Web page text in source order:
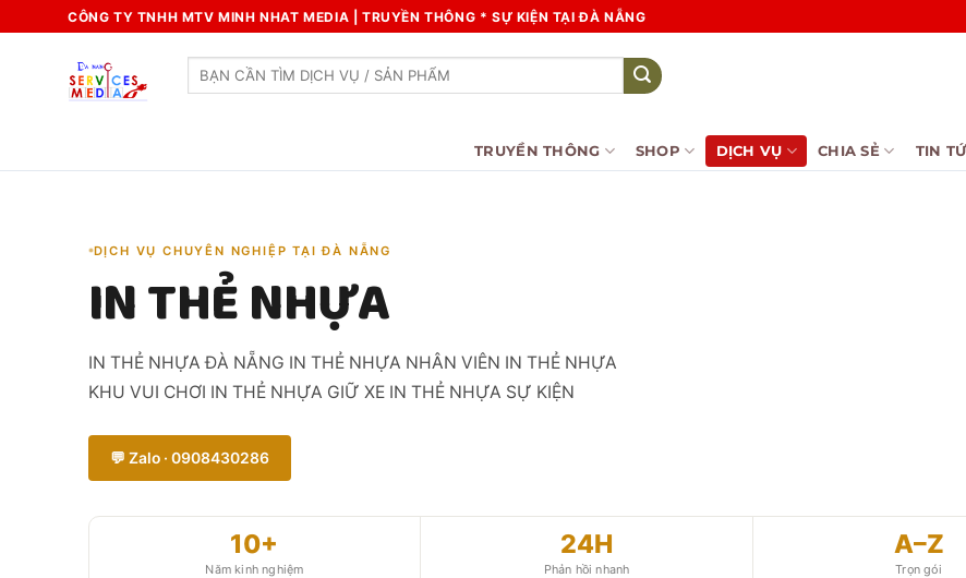
to
CÔNG TY TNHH MTV MINH NHAT MEDIA | TRUYỀN THÔNG * SỰ KIỆN TẠI ĐÀ NẴNG
Search
TRUYỀN THÔNG SHOP DỊCH VỤ CHIA SẺ TIN
DỊCH VỤ CHUYÊN NGHIỆP TẠI ĐÀ NẴNG
IN THẺ NHỰA
IN THẺ NHỰA ĐÀ NẴNG IN THẺ NHỰA NHÂN VIÊN IN THẺ NHỰA
KHU VUI CHƠI IN THẺ NHỰA GIỮ XE IN THẺ NHỰA SỰ KIỆN
💬 Zalo · 0908430286
10+
Năm kinh nghiệm
24H
Phản hồi nhanh
A–Z
Trọn gói